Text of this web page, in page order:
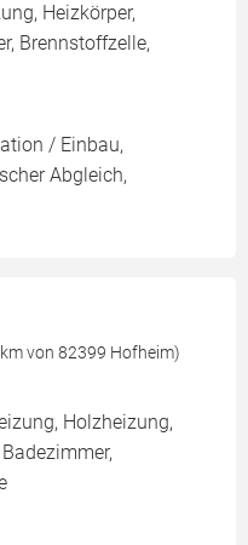
Heizkörper,
Brennstoffzelle,
/ Einbau,
Abgleich,
von 82399 Hofheim)
Holzheizung,